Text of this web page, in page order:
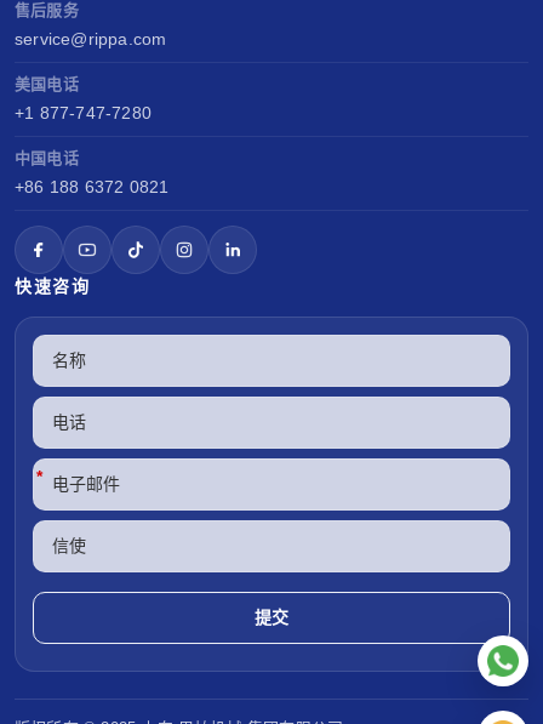
售后服务
service@rippa.com
美国电话
+1 877-747-7280
中国电话
+86 188 6372 0821
快速咨询
*